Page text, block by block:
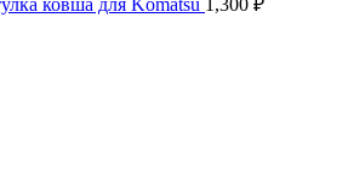
ковша для Komatsu 1,300 ₽